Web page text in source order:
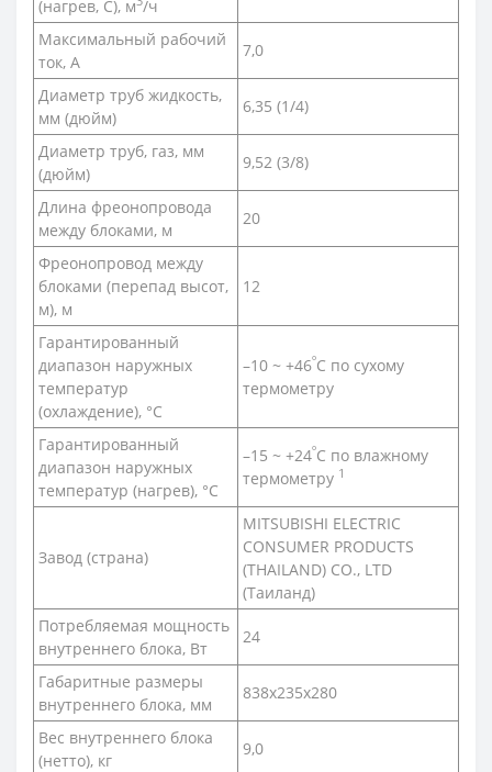
(нагрев, С), м /ч
Максимальный рабочий
ток, А
7,0
Диаметр труб жидкость,
мм (дюйм)
6,35 (1/4)
Диаметр труб, газ, мм
(дюйм)
9,52 (3/8)
Длина фреонопровода
между блоками, м
20
Фреонопровод между
блоками (перепад высот,
м), м
12
Гарантированный
диапазон наружных
температур
(охлаждение), °С
–10 ~ +46ºC по сухому
термометру
Гарантированный
диапазон наружных
температур (нагрев), °С
–15 ~ +24ºC по влажному
термометру 1
Завод (страна)
MITSUBISHI ELECTRIC
CONSUMER PRODUCTS
(THAILAND) CO., LTD
(Таиланд)
Потребляемая мощность
внутреннего блока, Вт
24
Габаритные размеры
внутреннего блока, мм
838x235x280
Вес внутреннего блока
(нетто), кг
9,0